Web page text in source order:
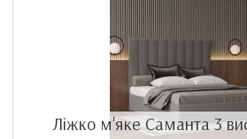
Ліжко м'яке Саманта 3